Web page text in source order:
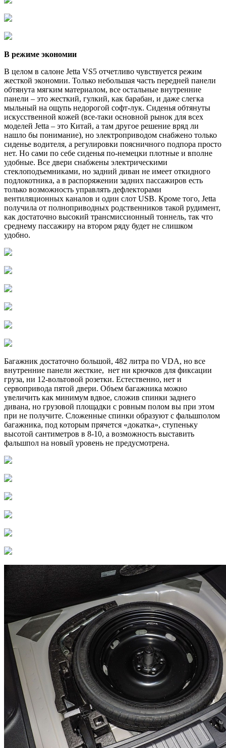
В режиме экономии
В целом в салоне Jetta VS5 отчетливо чувствуется режим
жесткой экономии. Только небольшая часть передней панели
обтянута мягким материалом, все остальные внутренние
панели – это жесткий, гулкий, как барабан, и даже слегка
мыльный на ощупь недорогой софт-лук. Сиденья обтянуты
искусственной кожей (все-таки основной рынок для всех
моделей Jetta – это Китай, а там другое решение вряд ли
нашло бы понимание), но электроприводом снабжено только
сиденье водителя, а регулировки поясничного подпора просто
нет. Но сами по себе сиденья по-немецки плотные и вполне
удобные. Все двери снабжены электрическими
стеклоподъемниками, но задний диван не имеет откидного
подлокотника, а в распоряжении задних пассажиров есть
только возможность управлять дефлекторами
вентиляционных каналов и один слот USB. Кроме того, Jetta
получила от полноприводных родственников такой рудимент,
как достаточно высокий трансмиссионный тоннель, так что
среднему пассажиру на втором ряду будет не слишком
удобно.
Багажник достаточно большой, 482 литра по VDA, но все
внутренние панели жесткие, нет ни крючков для фиксации
груза, ни 12-вольтовой розетки. Естественно, нет и
сервопривода пятой двери. Объем багажника можно
увеличить как минимум вдвое, сложив спинки заднего
дивана, но грузовой площадки с ровным полом вы при этом
при не получите. Сложенные спинки образуют с фальшполом
багажника, под которым прячется «докатка», ступеньку
высотой сантиметров в 8-10, а возможность выставить
фальшпол на новый уровень не предусмотрена.